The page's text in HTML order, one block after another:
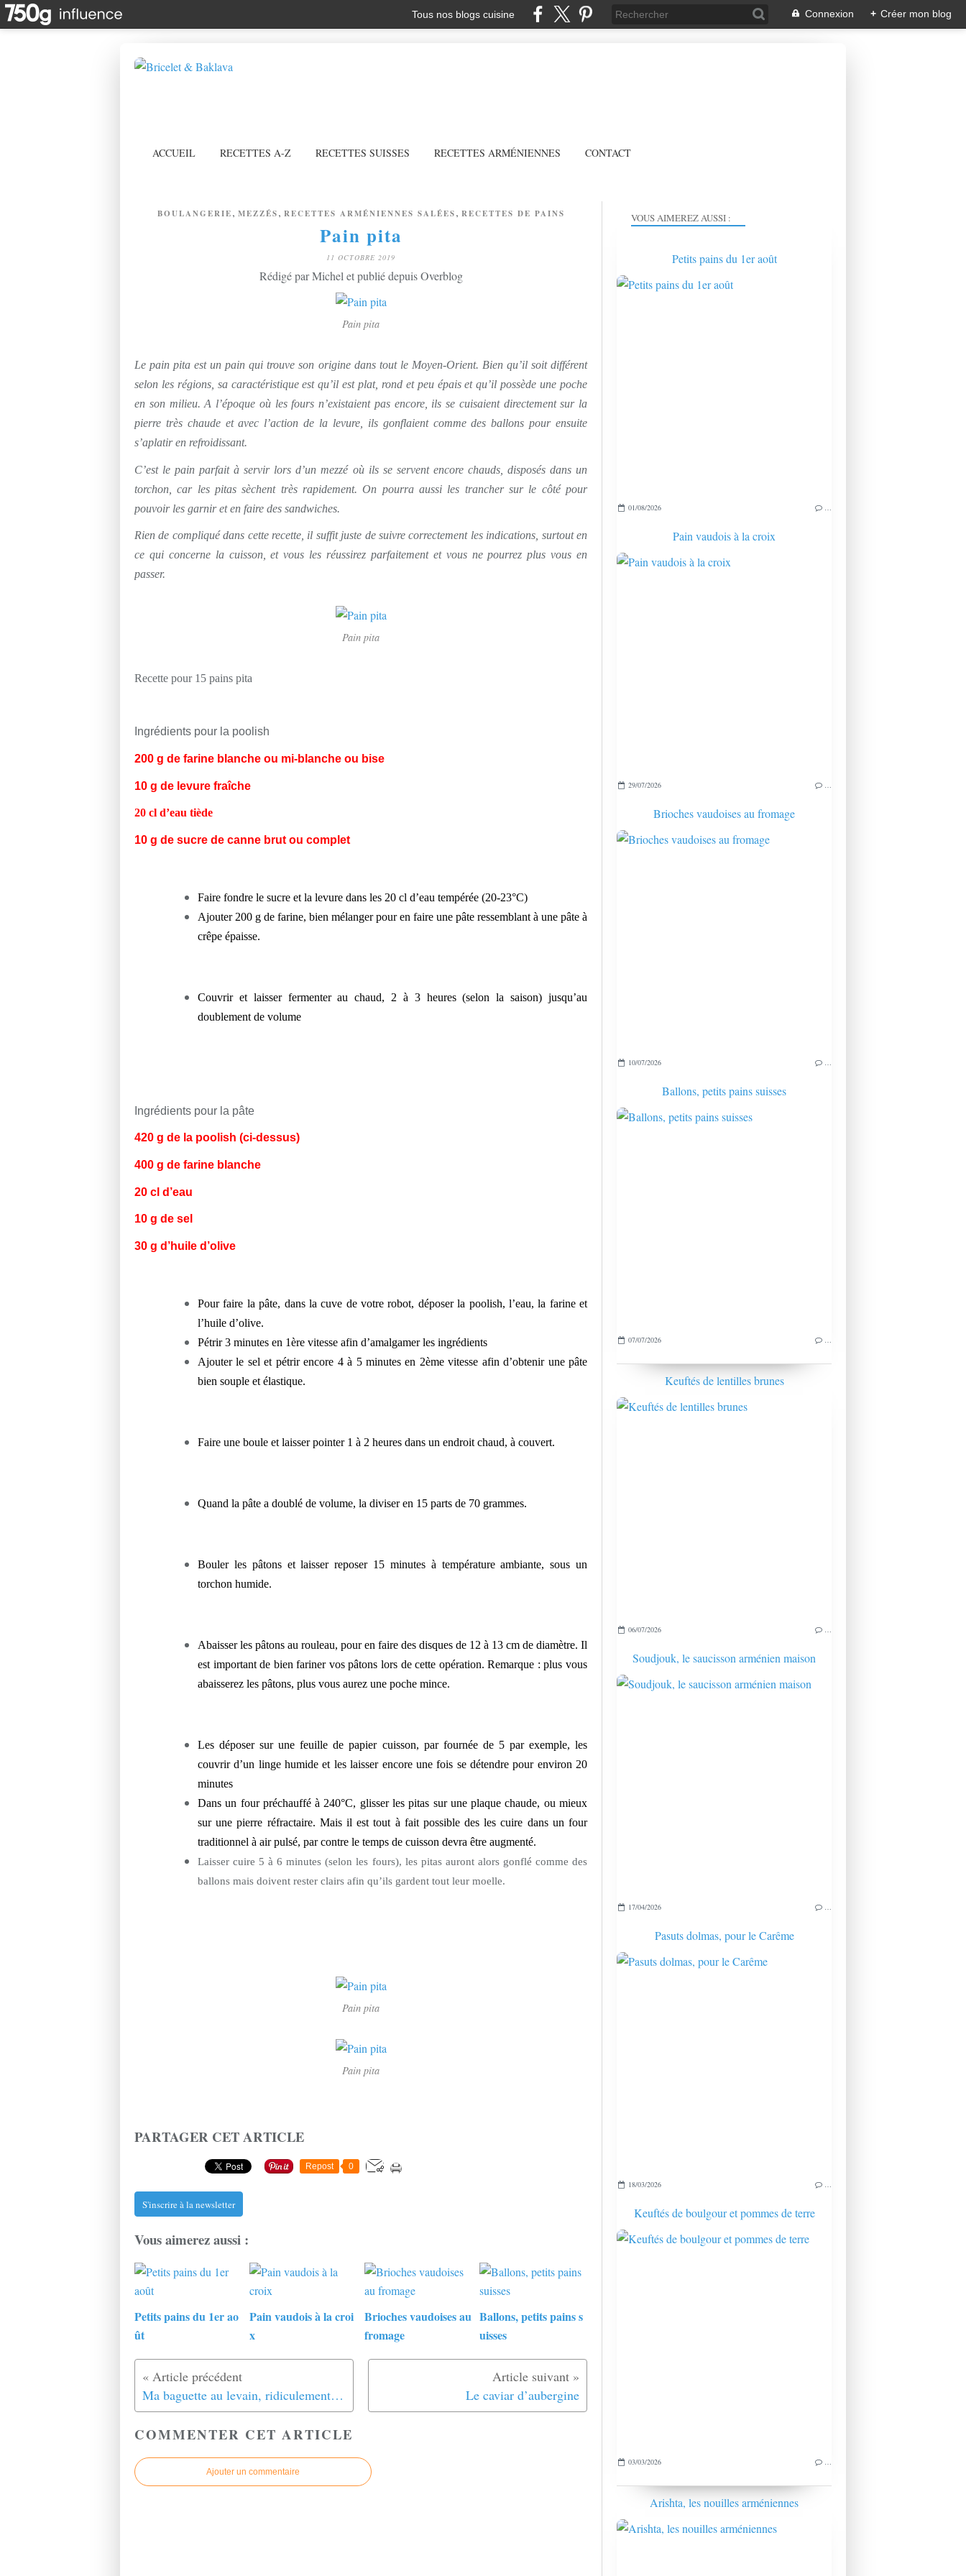
Tous nos blogs cuisine Connexion + Créer mon blog
ACCUEIL RECETTES A-Z RECETTES SUISSES RECETTES ARMÉNIENNES CONTACT
BOULANGERIE, MEZZÉS, RECETTES ARMÉNIENNES SALÉES, RECETTES DE PAINS
Pain pita
11 OCTOBRE 2019
Rédigé par Michel et publié depuis Overblog
Pain pita
Le pain pita est un pain qui trouve son origine dans tout le Moyen-Orient. Bien qu’il soit différent
selon les régions, sa caractéristique est qu’il est plat, rond et peu épais et qu’il possède une poche
en son milieu. A l’époque où les fours n’existaient pas encore, ils se cuisaient directement sur la
pierre très chaude et avec l’action de la levure, ils gonflaient comme des ballons pour ensuite
s’aplatir en refroidissant.
C’est le pain parfait à servir lors d’un mezzé où ils se servent encore chauds, disposés dans un
torchon, car les pitas sèchent très rapidement. On pourra aussi les trancher sur le côté pour
pouvoir les garnir et en faire des sandwiches.
Rien de compliqué dans cette recette, il suffit juste de suivre correctement les indications, surtout en
ce qui concerne la cuisson, et vous les réussirez parfaitement et vous ne pourrez plus vous en
passer.
Pain pita
Recette pour 15 pains pita
Ingrédients pour la poolish
200 g de farine blanche ou mi-blanche ou bise
10 g de levure fraîche
20 cl d’eau tiède
10 g de sucre de canne brut ou complet
Faire fondre le sucre et la levure dans les 20 cl d’eau tempérée (20-23°C)
Ajouter 200 g de farine, bien mélanger pour en faire une pâte ressemblant à une pâte à
crêpe épaisse.
Couvrir et laisser fermenter au chaud, 2 à 3 heures (selon la saison) jusqu’au
doublement de volume
Ingrédients pour la pâte
420 g de la poolish (ci-dessus)
400 g de farine blanche
20 cl d’eau
10 g de sel
30 g d’huile d’olive
Pour faire la pâte, dans la cuve de votre robot, déposer la poolish, l’eau, la farine et
l’huile d’olive.
Pétrir 3 minutes en 1ère vitesse afin d’amalgamer les ingrédients
Ajouter le sel et pétrir encore 4 à 5 minutes en 2ème vitesse afin d’obtenir une pâte
bien souple et élastique.
Faire une boule et laisser pointer 1 à 2 heures dans un endroit chaud, à couvert.
Quand la pâte a doublé de volume, la diviser en 15 parts de 70 grammes.
Bouler les pâtons et laisser reposer 15 minutes à température ambiante, sous un
torchon humide.
Abaisser les pâtons au rouleau, pour en faire des disques de 12 à 13 cm de diamètre. Il
est important de bien fariner vos pâtons lors de cette opération. Remarque : plus vous
abaisserez les pâtons, plus vous aurez une poche mince.
Les déposer sur une feuille de papier cuisson, par fournée de 5 par exemple, les
couvrir d’un linge humide et les laisser encore une fois se détendre pour environ 20
minutes
Dans un four préchauffé à 240°C, glisser les pitas sur une plaque chaude, ou mieux
sur une pierre réfractaire. Mais il est tout à fait possible des les cuire dans un four
traditionnel à air pulsé, par contre le temps de cuisson devra être augmenté.
Laisser cuire 5 à 6 minutes (selon les fours), les pitas auront alors gonflé comme des
ballons mais doivent rester clairs afin qu’ils gardent tout leur moelle.
Pain pita
Pain pita
PARTAGER CET ARTICLE
Repost 0
S'inscrire à la newsletter
Vous aimerez aussi :
Petits pains du 1er ao
ût
Pain vaudois à la croi
x
Brioches vaudoises au
fromage
Ballons, petits pains s
uisses
Ma baguette au levain, ridiculement facile Le caviar d’aubergine
COMMENTER CET ARTICLE
Ajouter un commentaire
VOUS AIMEREZ AUSSI :
Petits pains du 1er août
01/08/2026 …
Pain vaudois à la croix
29/07/2026 …
Brioches vaudoises au fromage
10/07/2026 …
Ballons, petits pains suisses
07/07/2026 …
Keuftés de lentilles brunes
06/07/2026 …
Soudjouk, le saucisson arménien maison
17/04/2026 …
Pasuts dolmas, pour le Carême
18/03/2026 …
Keuftés de boulgour et pommes de terre
03/03/2026 …
Arishta, les nouilles arméniennes